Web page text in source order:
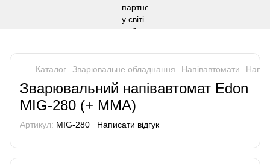
Каталог Зварювальне обладнання Напівавтомати
Зварювальний напівавтомат Edon
MIG-280 (+ MMA)
Артикул: MIG-280 Написати відгук